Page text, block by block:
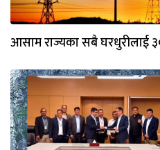
आसाम राज्यका सबै घरधुरीलाई